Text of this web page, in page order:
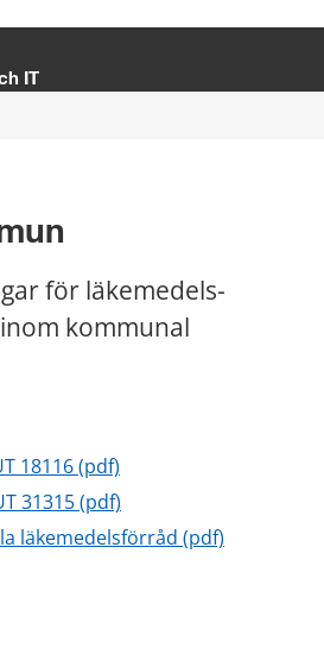
IT
för läkemedels­
kommunal
18116 (pdf)
31315 (pdf)
läkemedelsförråd (pdf)